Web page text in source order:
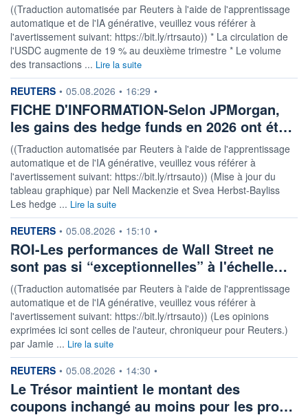
((Traduction automatisée par Reuters à l'aide de l'apprentissage
automatique et de l'IA générative, veuillez vous référer à
l'avertissement suivant: https://bit.ly/rtrsauto)) * La circulation de
l'USDC augmente de 19 % au deuxième trimestre * Le volume
des transactions ... Lire la suite
information fournie par
REUTERS • 05.08.2026 • 16:29 •
FICHE D'INFORMATION-Selon JPMorgan,
les gains des hedge funds en 2026 ont ét…
((Traduction automatisée par Reuters à l'aide de l'apprentissage
automatique et de l'IA générative, veuillez vous référer à
l'avertissement suivant: https://bit.ly/rtrsauto)) (Mise à jour du
tableau graphique) par Nell Mackenzie et Svea Herbst-Bayliss
Les hedge ... Lire la suite
information fournie par
REUTERS • 05.08.2026 • 15:10 •
ROI-Les performances de Wall Street ne
sont pas si “exceptionnelles” à l'échelle…
((Traduction automatisée par Reuters à l'aide de l'apprentissage
automatique et de l'IA générative, veuillez vous référer à
l'avertissement suivant: https://bit.ly/rtrsauto)) (Les opinions
exprimées ici sont celles de l'auteur, chroniqueur pour Reuters.)
par Jamie ... Lire la suite
information fournie par
REUTERS • 05.08.2026 • 14:30 •
Le Trésor maintient le montant des
coupons inchangé au moins pour les pro…